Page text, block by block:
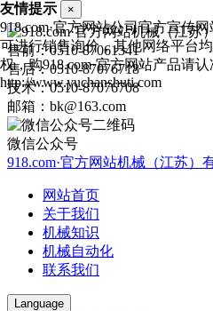
售前：0510-87061341
售后：0510-87076718
技术：0510-87076708
邮箱：bk@163.com
微信公众号
918.com·官方网站机械（江苏）
网站首页
关于我们
机械知识
机械自动化
联系我们
Language
友情提示 ×
918.com·官方网站公司官方宣传
可进行销售询价，其他网络平台
权，购918.com·官方网站产品请认
http://www.yuchanshuti.com